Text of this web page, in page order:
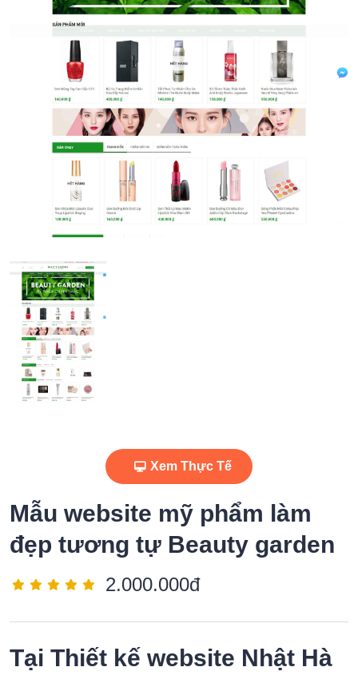
Xem Thực Tế
Mẫu website mỹ phẩm làm
đẹp tương tự Beauty garden
2.000.000đ
Tại Thiết kế website Nhật Hà